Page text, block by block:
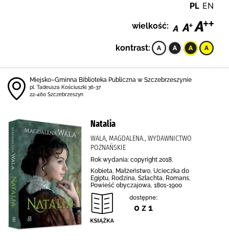
PL EN
wielkość:
kontrast:
Miejsko–Gminna Biblioteka Publiczna w Szczebrzeszynie
pl. Tadeusza Kościuszki 36-37
22-460 Szczebrzeszyn
Natalia
WALA, MAGDALENA., WYDAWNICTWO
POZNAŃSKIE
Rok wydania: copyright 2018.
Kobieta, Małżeństwo, Ucieczka do
Egiptu, Rodzina, Szlachta, Romans,
Powieść obyczajowa, 1801-1900
dostępne:
0 z 1